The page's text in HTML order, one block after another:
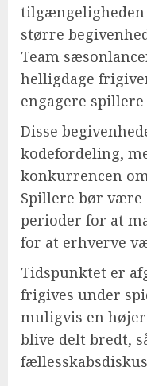
tilgængeligheden
større
Team
helligdage
engagere
Disse
kodefordeling,
konkurrencen
Spillere bør
perioder for at
for at erhverve
Tidspunktet er
frigives under
muligvis en
blive delt bredt,